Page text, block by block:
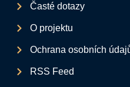
Časté dotazy
O projektu
Ochrana osobních
RSS Feed